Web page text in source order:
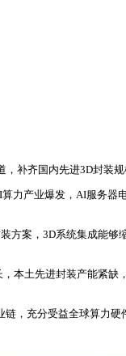
补齐国内先进3D封装规
力产业爆发，AI服务
方案，3D系统集成能
本土先进封装产能紧缺
，充分受益全球算力硬